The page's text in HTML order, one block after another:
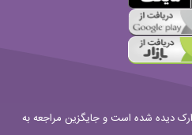
دیده شده است و جایگزین مراجعه به